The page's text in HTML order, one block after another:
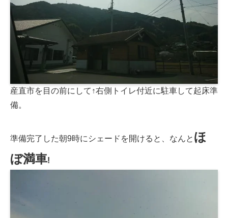
産直市を目の前にして↑右側トイレ付近に駐車して起床準
備。
準備完了した朝9時にシェードを開けると、なんと ほ
ぼ満車!